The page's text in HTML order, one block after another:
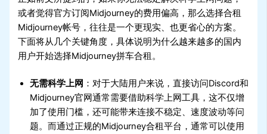
或者觉得官方订阅Midjourney的费用偏高，那么选择合租
Midjourney帐号，往往是一个更现实、也更省心的方案。
下面将从几个关键角度，具体说明为什么越来越多的国内
用户开始选择Midjourney拼车合租。
无需科学上网 ：对于大陆用户来说，直接访问Discord和
Midjourney官网通常需要借助科学上网工具，这不仅增
加了使用门槛，还可能带来连接不稳定、速度波动等问
题。而通过正规的Midjourney合租平台，通常可以使用